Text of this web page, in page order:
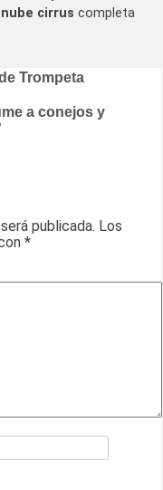
nube cirrus completa
Trompeta
a conejos y
publicada. Los
*